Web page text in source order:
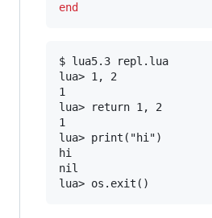
end
$ lua5.3 repl.lua
lua> 1, 2
1
lua> return 1, 2
1
lua> print("hi")
hi
nil